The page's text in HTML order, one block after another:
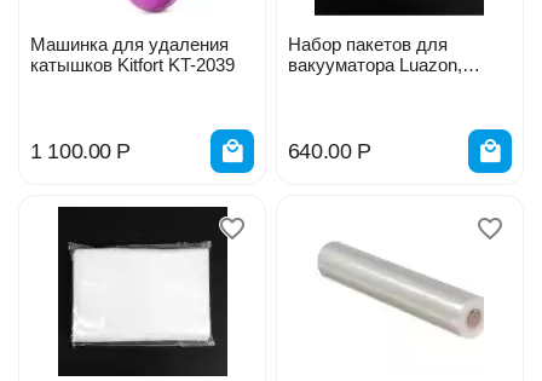
Машинка для удаления
катышков Kitfort KT-2039
1 100.00 Р
Набор пакетов для
вакууматора Luazon,
640.00 Р